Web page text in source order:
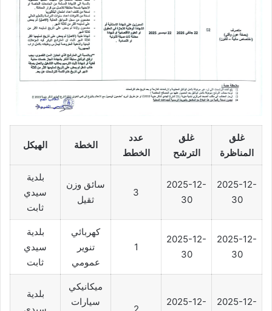
الهيكل الخطة
عدد
الخطط
غلق
الترشح
غلق
المناظرة
بلدية
سيدي
ثابت
سائق وزن
ثقيل
3
2025-12-
30
2025-12-
30
بلدية
سيدي
ثابت
كهربائي
تنوير
عمومي
1
2025-12-
30
2025-12-
30
بلدية
ميكانيكي
سيارات
2025-12- 2025-12-